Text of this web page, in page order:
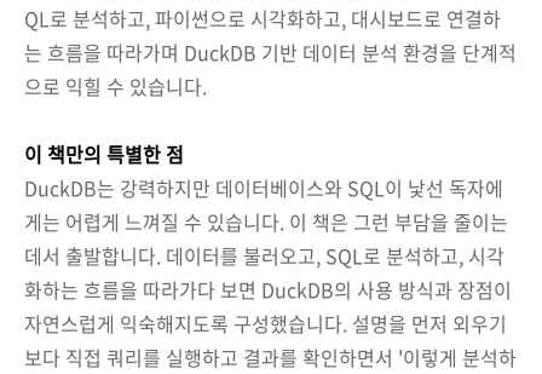
QL로 분석하고, 파이썬으로 시각화하고, 대시보드로 연결하
는 흐름을 따라가며 DuckDB 기반 데이터 분석 환경을 단계적
으로 익힐 수 있습니다.
이 책만의 특별한 점
DuckDB는 강력하지만 데이터베이스와 SQL이 낯선 독자에
게는 어렵게 느껴질 수 있습니다. 이 책은 그런 부담을 줄이는
데서 출발합니다. 데이터를 불러오고, SQL로 분석하고, 시각
화하는 흐름을 따라가다 보면 DuckDB의 사용 방식과 장점이
자연스럽게 익숙해지도록 구성했습니다. 설명을 먼저 외우기
보다 직접 쿼리를 실행하고 결과를 확인하면서 '이렇게 분석하